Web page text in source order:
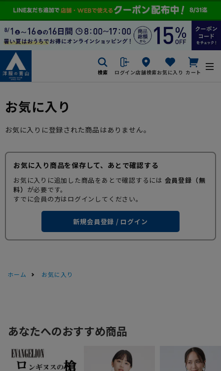
検索 ログイン店舗検索お気に入り カート
お気に入り
お気に入りに登録された商品はありません。
お気に入り商品を保存して、あとで確認する
お気に入りに追加した商品をあとで確認するには 会員登録（無
料） が必要です。
すでに会員の方はログインしてください。
新規会員登録 / ログイン
ホーム お気に入り